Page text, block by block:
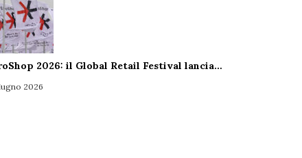
2026: il Global Retail Festival lancia…
2026